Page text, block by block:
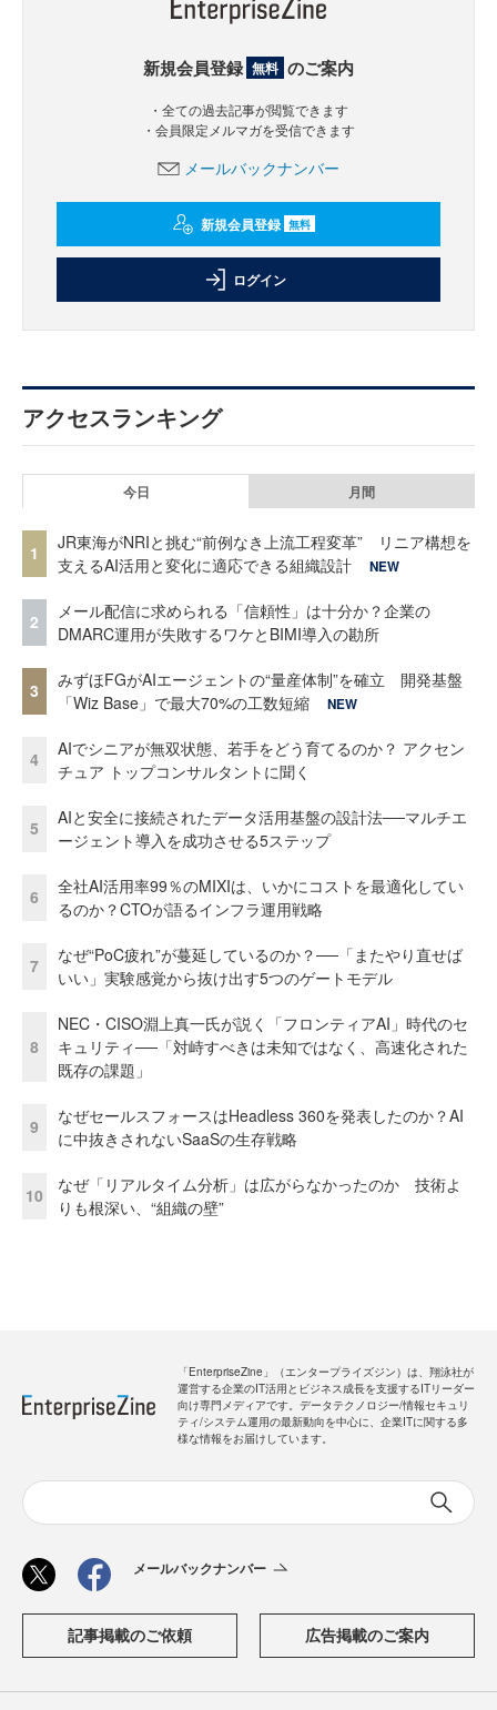
新規会員登録 無料 のご案内
・全ての過去記事が閲覧できます
・会員限定メルマガを受信できます
メールバックナンバー
新規会員登録 無料
ログイン
アクセスランキング
今日 月間
1
JR東海がNRIと挑む“前例なき上流工程変革” リニア構想を
支えるAI活用と変化に適応できる組織設計
NEW
2
メール配信に求められる「信頼性」は十分か？企業の
DMARC運用が失敗するワケとBIMI導入の勘所
3
みずほFGがAIエージェントの“量産体制”を確立 開発基盤
「Wiz Base」で最大70%の工数短縮
NEW
4
AIでシニアが無双状態、若手をどう育てるのか？ アクセン
チュア トップコンサルタントに聞く
5
AIと安全に接続されたデータ活用基盤の設計法──マルチエ
ージェント導入を成功させる5ステップ
6
全社AI活用率99％のMIXIは、いかにコストを最適化してい
るのか？CTOが語るインフラ運用戦略
7
なぜ“PoC疲れ”が蔓延しているのか？──「またやり直せば
いい」実験感覚から抜け出す5つのゲートモデル
8
NEC・CISO淵上真一氏が説く「フロンティアAI」時代のセ
キュリティ──「対峙すべきは未知ではなく、高速化された
既存の課題」
9
なぜセールスフォースはHeadless 360を発表したのか？AI
に中抜きされないSaaSの生存戦略
10
なぜ「リアルタイム分析」は広がらなかったのか 技術よ
りも根深い、“組織の壁”
「EnterpriseZine」（エンタープライズジン）は、翔泳社が
運営する企業のIT活用とビジネス成長を支援するITリーダー
向け専門メディアです。データテクノロジー/情報セキュリ
ティ/システム運用の最新動向を中心に、企業ITに関する多
様な情報をお届けしています。
メールバックナンバー
記事掲載のご依頼 広告掲載のご案内